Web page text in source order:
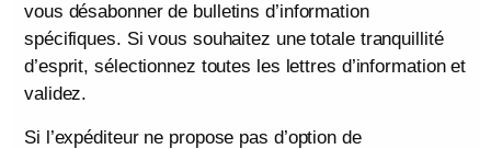
vous désabonner de bulletins d’information
spécifiques. Si vous souhaitez une totale tranquillité
d’esprit, sélectionnez toutes les lettres d’information et
validez.
Si l’expéditeur ne propose pas d’option de